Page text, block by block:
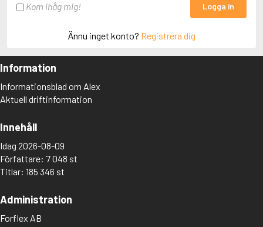
Kom ihåg mig! Logga in
Ännu inget konto? Registrera dig
Information
Informationsblad om Alex
Aktuell driftinformation
Innehåll
Idag 2026-08-09
Författare: 7 048 st
Titlar: 185 346 st
Administration
Forflex AB